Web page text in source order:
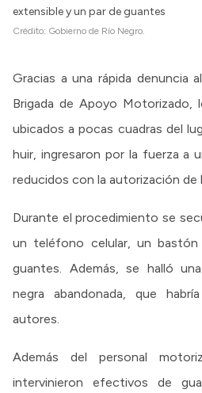
extensible y un par de guantes
Crédito: Gobierno de Río Negro.
Gracias a una rápida denuncia
Brigada de Apoyo Motorizado,
ubicados a pocas cuadras del
huir, ingresaron por la fuerza a
reducidos con la autorización de
Durante el procedimiento se
un teléfono celular, un
guantes. Además, se halló
negra abandonada, que
autores.
Además del personal
intervinieron efectivos de